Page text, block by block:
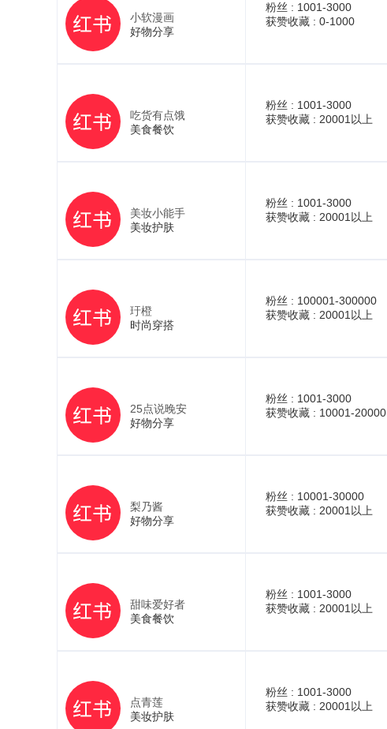
小软漫画
好物分享
粉丝 : 1001-3000
获赞收藏 : 0-1000
吃货有点饿
美食餐饮
粉丝 : 1001-3000
获赞收藏 : 20001以上
美妆小能手
美妆护肤
粉丝 : 1001-3000
获赞收藏 : 20001以上
玗橙
时尚穿搭
粉丝 : 100001-300000
获赞收藏 : 20001以上
25点说晚安
好物分享
粉丝 : 1001-3000
获赞收藏 : 10001-20000
梨乃酱
好物分享
粉丝 : 10001-30000
获赞收藏 : 20001以上
甜味爱好者
美食餐饮
粉丝 : 1001-3000
获赞收藏 : 20001以上
点青莲
美妆护肤
粉丝 : 1001-3000
获赞收藏 : 20001以上